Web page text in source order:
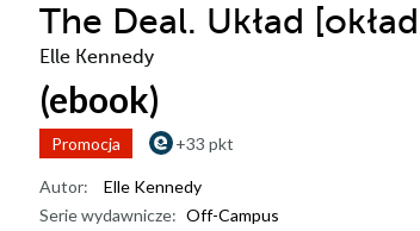
The Deal. Układ
Elle Kennedy
(ebook)
Promocja +33 pkt
Autor:
Elle Kennedy
Serie wydawnicze: Off-Campus